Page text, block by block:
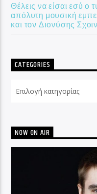
Θέλεις να είσαι εσύ ο
απόλυτη μουσική
και τον Διονύσης
CATEGORIES
NOW ON AIR